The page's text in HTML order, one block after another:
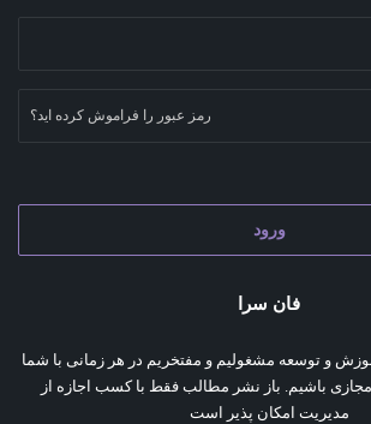
رمز عبور را فراموش کرده اید؟
ورود
فان سرا
و توسعه مشغولیم و مفتخریم در هر زمانی با شما
باشیم. باز نشر مطالب فقط با کسب اجازه از
مدیریت امکان پذیر است